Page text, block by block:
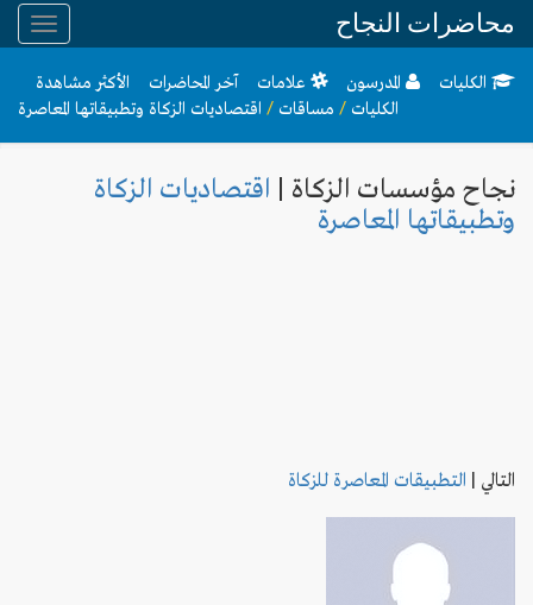
محاضرات النجاح
الكليات المدرسون علامات آخر المحاضرات
الأكثر مشاهدة
الكليات / مساقات / اقتصاديات الزكاة وتطبيقاتها المعاصرة
نجاح مؤسسات الزكاة | اقتصاديات الزكاة
وتطبيقاتها المعاصرة
التالي | التطبيقات المعاصرة للزكاة